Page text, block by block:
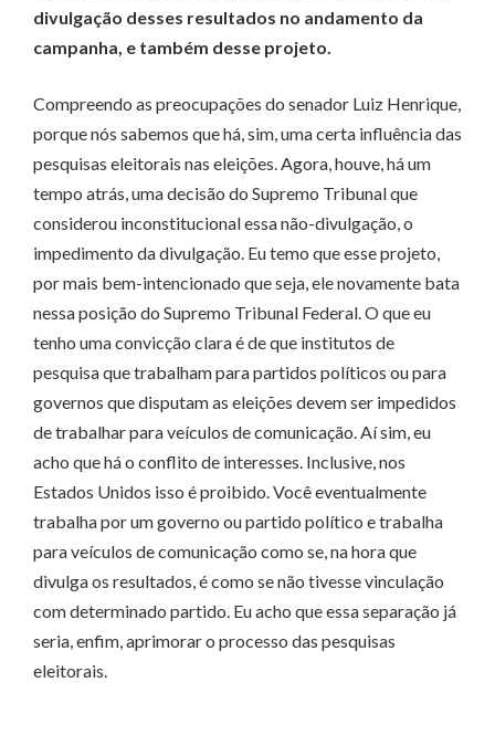
divulgação desses resultados no andamento da
campanha, e também desse projeto.
Compreendo as preocupações do senador Luiz Henrique,
porque nós sabemos que há, sim, uma certa influência das
pesquisas eleitorais nas eleições. Agora, houve, há um
tempo atrás, uma decisão do Supremo Tribunal que
considerou inconstitucional essa não-divulgação, o
impedimento da divulgação. Eu temo que esse projeto,
por mais bem-intencionado que seja, ele novamente bata
nessa posição do Supremo Tribunal Federal. O que eu
tenho uma convicção clara é de que institutos de
pesquisa que trabalham para partidos políticos ou para
governos que disputam as eleições devem ser impedidos
de trabalhar para veículos de comunicação. Aí sim, eu
acho que há o conflito de interesses. Inclusive, nos
Estados Unidos isso é proibido. Você eventualmente
trabalha por um governo ou partido político e trabalha
para veículos de comunicação como se, na hora que
divulga os resultados, é como se não tivesse vinculação
com determinado partido. Eu acho que essa separação já
seria, enfim, aprimorar o processo das pesquisas
eleitorais.